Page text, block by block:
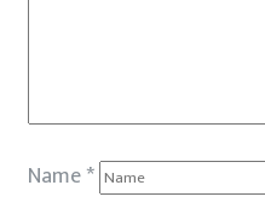
Name*